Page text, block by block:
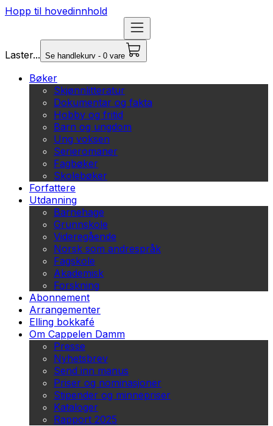
Hopp til hovedinnhold
Laster... Se handlekurv - 0 vare
Bøker
Skjønnlitteratur
Dokumentar og fakta
Hobby og fritid
Barn og ungdom
Ung voksen
Serieromaner
Fagbøker
Skolebøker
Forfattere
Utdanning
Barnehage
Grunnskole
Videregående
Norsk som andrespråk
Fagskole
Akademisk
Forskning
Abonnement
Arrangementer
Elling bokkafé
Om Cappelen Damm
Presse
Nyhetsbrev
Send inn manus
Priser og nominasjoner
Stipender og minnepriser
Kataloger
Rapport 2025